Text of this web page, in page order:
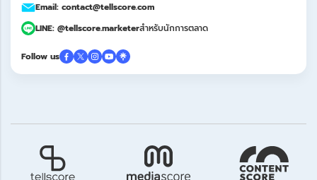
Email: contact@tellscore.com
LINE: @tellscore.marketerสำหรับนักการตลาด
Follow us